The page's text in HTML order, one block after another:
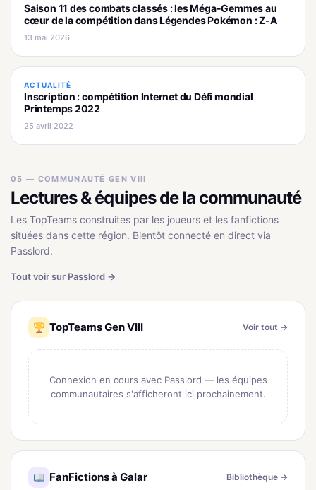
Saison 11 des combats classés : les Méga-Gemmes au
cœur de la compétition dans Légendes Pokémon : Z-A
13 mai 2026
ACTUALITÉ
Inscription : compétition Internet du Défi mondial
Printemps 2022
25 avril 2022
05 — COMMUNAUTÉ GEN VIII
Lectures & équipes de la communauté
Les TopTeams construites par les joueurs et les fanfictions
situées dans cette région. Bientôt connecté en direct via
Passlord.
Tout voir sur Passlord →
TopTeams Gen VIII Voir tout →
Connexion en cours avec Passlord — les équipes
communautaires s'afficheront ici prochainement.
FanFictions à Galar Bibliothèque →